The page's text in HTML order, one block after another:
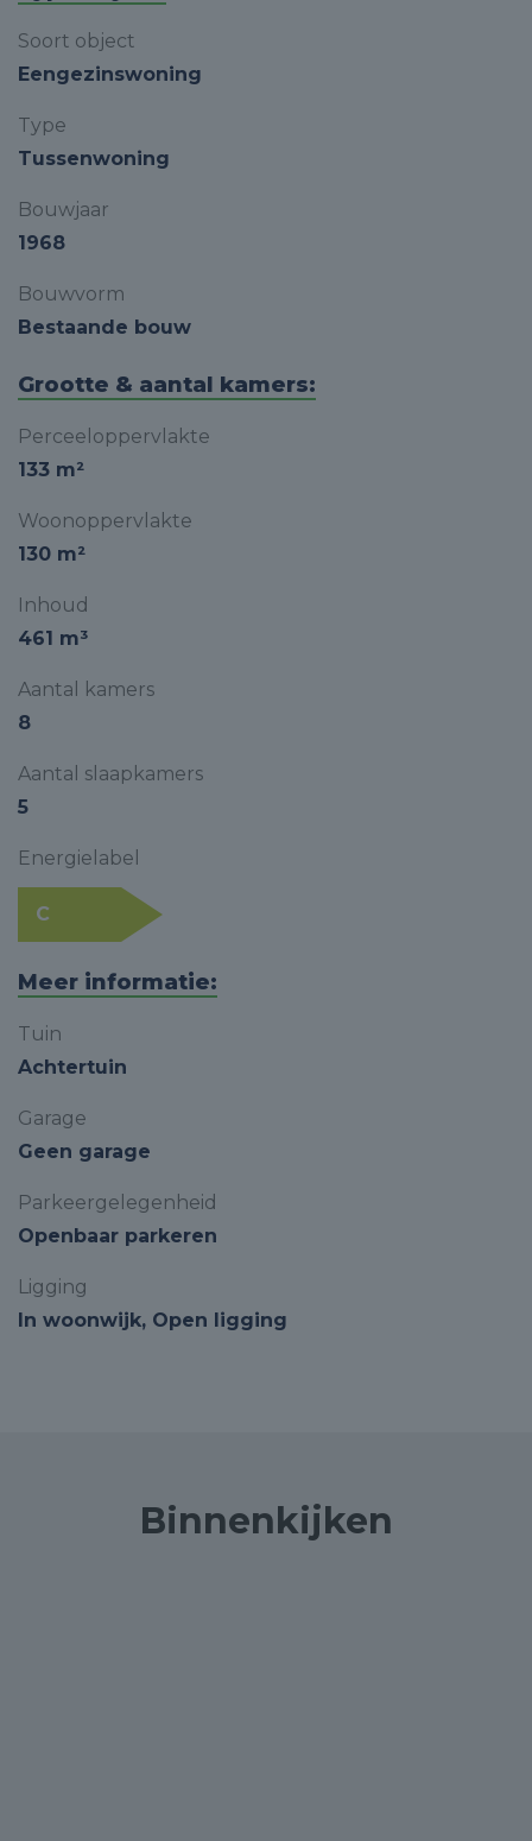
Soort object
Eengezinswoning
Type
Tussenwoning
Bouwjaar
1968
Bouwvorm
Bestaande bouw
Grootte & aantal kamers:
Perceeloppervlakte
133 m²
Woonoppervlakte
130 m²
Inhoud
461 m³
Aantal kamers
8
Aantal slaapkamers
5
Energielabel
C
Meer informatie:
Tuin
Achtertuin
Garage
Geen garage
Parkeergelegenheid
Openbaar parkeren
Ligging
In woonwijk, Open ligging
Binnenkijken